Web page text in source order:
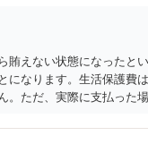
賄えない状態になったと
になります。生活保護費
。ただ、実際に支払った
なった時はすみやかに合